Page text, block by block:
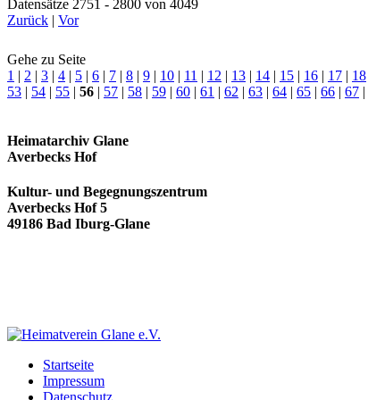
Datensätze 2751 - 2800 von 4049
Zurück | Vor
Gehe zu Seite
1 | 2 | 3 | 4 | 5 | 6 | 7 | 8 | 9 | 10 | 11 | 12 | 13 | 14 | 15 | 16 | 17 | 18
53 | 54 | 55 | 56 | 57 | 58 | 59 | 60 | 61 | 62 | 63 | 64 | 65 | 66 | 67 |
Heimatarchiv Glane
Averbecks Hof
Kultur- und Begegnungszentrum
Averbecks Hof 5
49186 Bad Iburg-Glane
Startseite
Impressum
Datenschutz